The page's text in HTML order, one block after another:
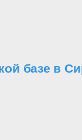
базе в